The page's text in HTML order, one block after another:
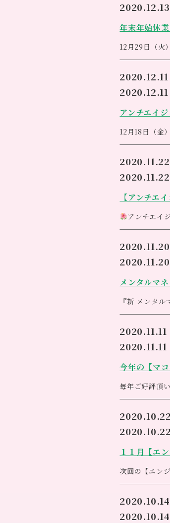
（ライアーの
日々の蓄積さ
てはいません
自らのこの大
のキャンペー
［期間］１２
［キャンペー
５０分 お
￥５５００→
（１０分カウ
（１０分カウ
￥１２５００
自分へのご褒
身体を休めに
アネシス
風の時代の幕
１２月23日
30分、5０分
料金等の詳細
<m(__)m>
ルフ・シュタ
432Hzで調律
育や医療の現
そしてソウル
ドレアス氏が
共鳴箱が無い
ライアーの心
※先日日曜日の
日頃頑張って
ください
2020.12.13
年末年始休
12月29日（火
1月6日（水）
2020.12.11
2020.12.11
アンチエイ
12月18日（金
満員御礼です。
2020.11.22
2020.11.22
【アンチエ
アンチエイ
錆びないヒト
［日時］
［持ち物］
［参加費］
［定員］
誰もが望むけ
老化のスピー
そんなエリジ
健康のお手入
エリジアムク
す
作ったクリ
2020.11.20
2020.11.20
メンタルマ
『新 メンタル
メンタルコン
この講座はど
逆境も力に変
一緒にお勉強
ご希望の方は
049-248-6145
2020.11.11
2020.11.11
今年の【マ
毎年ご好評頂
新型コロナウ
何卒ご了承い
2020.10.22
2020.10.22
１１月【エ
次回の【エン
2020.10.14
2020.10.14